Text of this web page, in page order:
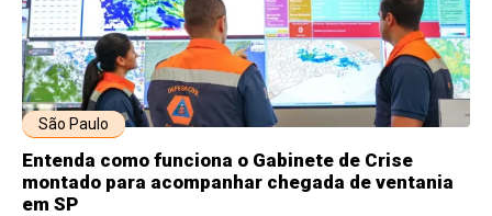
São Paulo
Entenda como funciona o Gabinete de Crise
montado para acompanhar chegada de ventania
em SP